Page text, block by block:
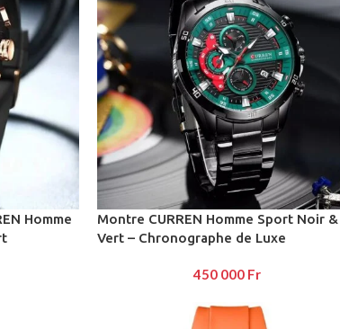
Homme
Montre CURREN Homme Sport Noir &
Vert – Chronographe de Luxe
450 000 Fr